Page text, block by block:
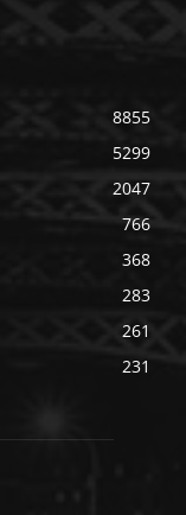
8855
5299
2047
766
368
283
261
231